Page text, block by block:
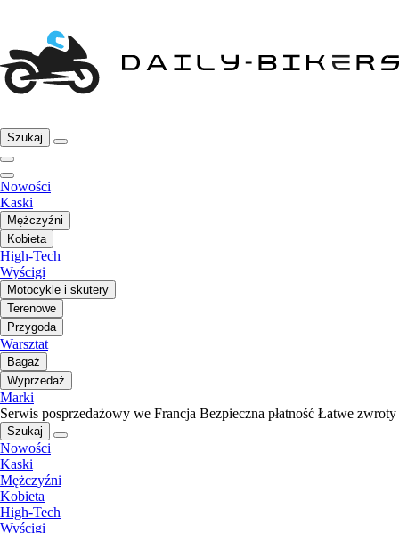
Szukaj
Nowości
Kaski
Mężczyźni
Kobieta
High-Tech
Wyścigi
Motocykle i skutery
Terenowe
Przygoda
Warsztat
Bagaż
Wyprzedaż
Marki
Serwis posprzedażowy we Francja Bezpieczna płatność Łatwe zwroty
Szukaj
Nowości
Kaski
Mężczyźni
Kobieta
High-Tech
Wyścigi